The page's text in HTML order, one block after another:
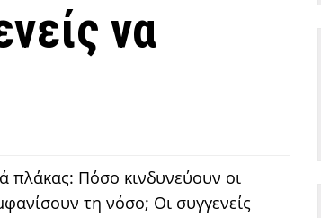
να
πλάκας: Πόσο κινδυνεύουν οι
τη νόσο; Οι συγγενείς